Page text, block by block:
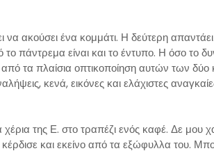
να ακούσει ένα κομμάτι. Η δεύτερη απαντάει
πάντρεμα είναι και το έντυπο. Η όσο το
τα πλαίσια οπτικοποίηση αυτών των δύο
κενά, εικόνες και ελάχιστες
της Ε. στο τραπέζι ενός καφέ. Δε μου
και εκείνο από τα εξώφυλλα του.